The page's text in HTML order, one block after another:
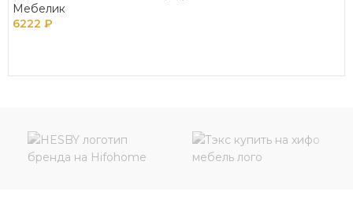
Мебелик
6222 ₽